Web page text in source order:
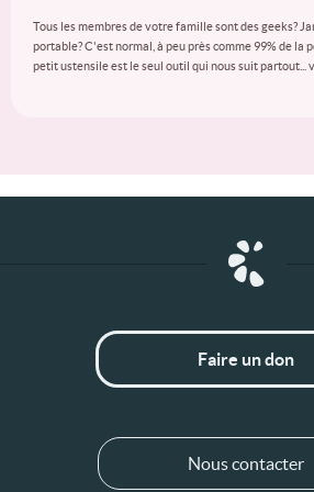
Tous les membres de votre famille sont des geeks?
portable? C'est normal, à peu près comme 99% de
petit ustensile est le seul outil qui nous suit partout...
Faire un don
Nous contacter